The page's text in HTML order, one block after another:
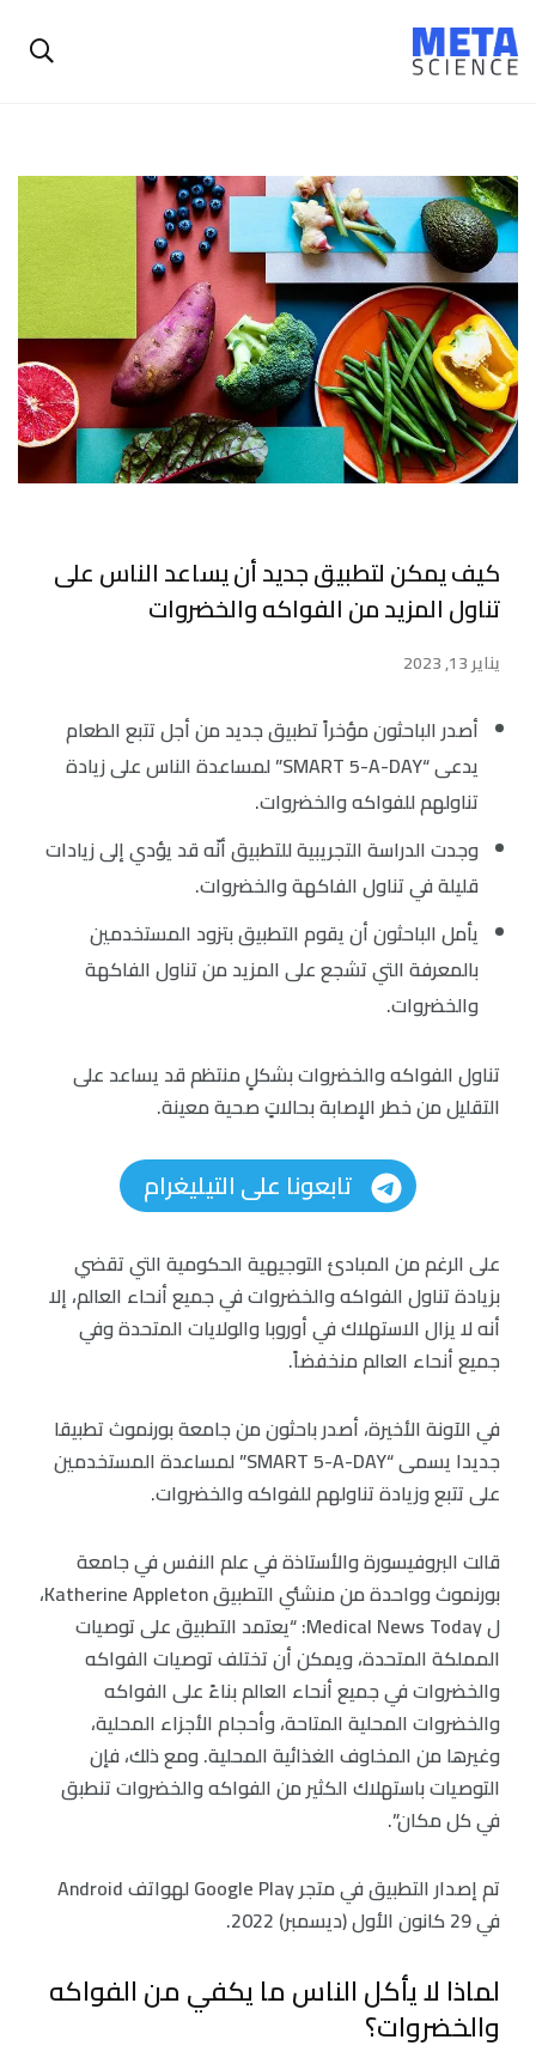
كيف يمكن لتطبيق جديد أن يساعد الناس على
تناول المزيد من الفواكه والخضروات
يناير 13, 2023
أصدر الباحثون مؤخراً تطبيق جديد من أجل تتبع الطعام
يدعى “SMART 5-A-DAY” لمساعدة الناس على زيادة
تناولهم للفواكه والخضروات.
وجدت الدراسة التجريبية للتطبيق أنّه قد يؤدي إلى زيادات
قليلة في تناول الفاكهة والخضروات.
يأمل الباحثون أن يقوم التطبيق بتزود المستخدمين
بالمعرفة التي تشجع على المزيد من تناول الفاكهة
والخضروات.
تناول الفواكه والخضروات بشكلٍ منتظم قد يساعد على
التقليل من خطر الإصابة بحالاتٍ صحية معينة.
تابعونا على التيليغرام
على الرغم من المبادئ التوجيهية الحكومية التي تقضي
بزيادة تناول الفواكه والخضروات في جميع أنحاء العالم، إلا
أنه لا يزال الاستهلاك في أوروبا والولايات المتحدة وفي
جميع أنحاء العالم منخفضاً.
في الآونة الأخيرة، أصدر باحثون من جامعة بورنموث تطبيقا
جديدا يسمى “SMART 5-A-DAY” لمساعدة المستخدمين
على تتبع وزيادة تناولهم للفواكه والخضروات.
قالت البروفيسورة والأستاذة في علم النفس في جامعة
بورنموث وواحدة من منشئي التطبيق Katherine Appleton،
ل Medical News Today: “يعتمد التطبيق على توصيات
المملكة المتحدة، ويمكن أن تختلف توصيات الفواكه
والخضروات في جميع أنحاء العالم بناءً على الفواكه
والخضروات المحلية المتاحة، وأحجام الأجزاء المحلية،
وغيرها من المخاوف الغذائية المحلية. ومع ذلك، فإن
التوصيات باستهلاك الكثير من الفواكه والخضروات تنطبق
في كل مكان”.
تم إصدار التطبيق في متجر Google Play لهواتف Android
في 29 كانون الأول (ديسمبر) 2022.
لماذا لا يأكل الناس ما يكفي من الفواكه
والخضروات؟